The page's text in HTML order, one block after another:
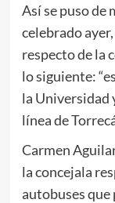
Así se puso de
celebrado
respecto de la
lo siguiente:
la Universidad
línea de
Carmen
la concejala
autobuses